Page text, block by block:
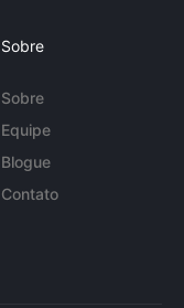
Sobre
Sobre
Equipe
Blogue
Contato